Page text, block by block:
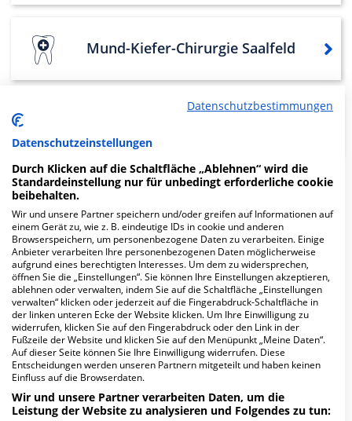
Mund-Kiefer-Chirurgie Saalfeld
Bilder
Datenschutzbestimmungen
Datenschutzeinstellungen
Durch Klicken auf die Schaltfläche „Ablehnen“ wird die
Standardeinstellung nur für unbedingt erforderliche cookie
beibehalten.
Wir und unsere Partner speichern und/oder greifen auf Informationen auf
einem Gerät zu, wie z. B. eindeutige IDs in cookie und anderen
Browserspeichern, um personenbezogene Daten zu verarbeiten. Einige
Anbieter verarbeiten Ihre personenbezogenen Daten möglicherweise
aufgrund eines berechtigten Interesses. Um dem zu widersprechen,
öffnen Sie die „Einstellungen“. Sie können Ihre Einstellungen akzeptieren,
ablehnen oder verwalten, indem Sie auf die Schaltfläche „Einstellungen
verwalten“ klicken oder jederzeit auf die Fingerabdruck-Schaltfläche in
der linken unteren Ecke der Website klicken. Um Ihre Einwilligung zu
widerrufen, klicken Sie auf den Fingerabdruck oder den Link in der
Fußzeile der Website und klicken Sie auf den Menüpunkt „Meine Daten“.
Auf dieser Seite können Sie Ihre Einwilligung widerrufen. Diese
Entscheidungen werden unseren Partnern mitgeteilt und haben keinen
Einfluss auf die Browserdaten.
Wir und unsere Partner verarbeiten Daten, um die
Leistung der Website zu analysieren und Folgendes zu tun: